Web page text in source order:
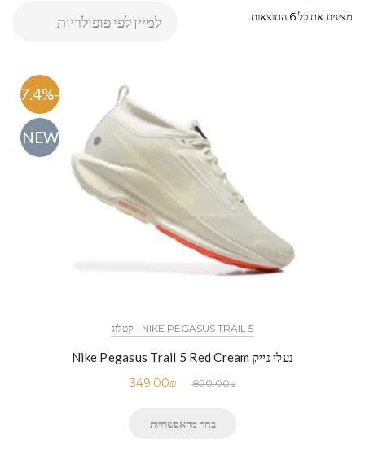
מציגים את כל ⁦6⁩ התוצאות
-57.4%
NEW
NIKE PEGASUS TRAIL 5 - קטלוג
נעלי נייק Nike Pegasus Trail 5 Red Cream
820.00₪
349.00₪
בחר מהאפשרויות